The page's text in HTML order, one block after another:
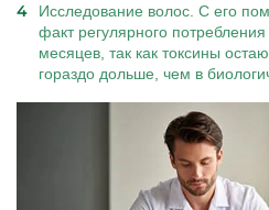
Исследование волос. С его
факт регулярного
месяцев, так как токсины
гораздо дольше, чем в